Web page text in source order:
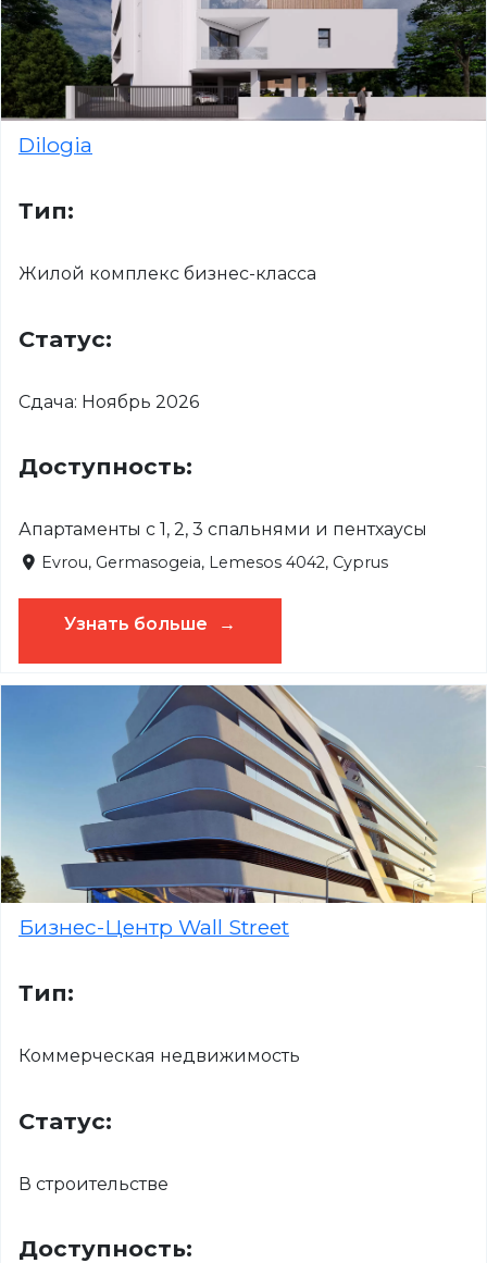
Dilogia
Тип:
Жилой комплекс бизнес-класса
Статус:
Сдача: Ноябрь 2026
Доступность:
Апартаменты с 1, 2, 3 спальнями и пентхаусы
Evrou, Germasogeia, Lemesos 4042, Cyprus
Узнать больше
Бизнес-Центр Wall Street
Тип:
Коммерческая недвижимость
Статус:
В строительстве
Доступность: